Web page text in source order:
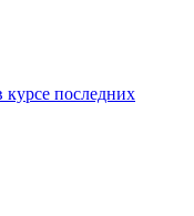
курсе последних